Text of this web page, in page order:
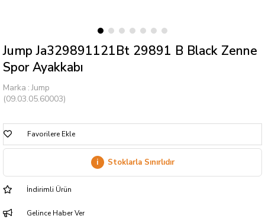
Jump Ja329891121Bt 29891 B Black Zenne
Spor Ayakkabı
Marka : Jump
(09.03.05.60003)
Favorilere Ekle
i Stoklarla Sınırlıdır
İndirimli Ürün
Gelince Haber Ver